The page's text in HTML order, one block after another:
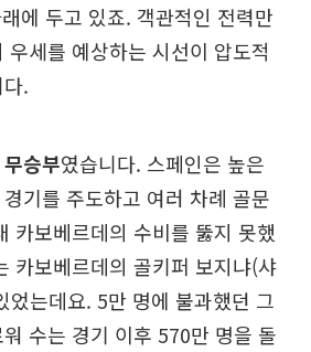
에 두고 있죠. 객관적인 전력만
세를 예상하는 시선이 압도적
.
승부였습니다. 스페인은 높은
기를 주도하고 여러 차례 골문
카보베르데의 수비를 뚫지 못했
카보베르데의 골키퍼 보지냐(샤
었는데요. 5만 명에 불과했던 그
수는 경기 이후 570만 명을 돌